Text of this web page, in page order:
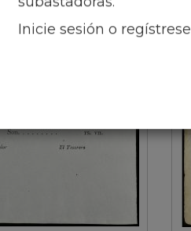
Inicie sesión o regístrese